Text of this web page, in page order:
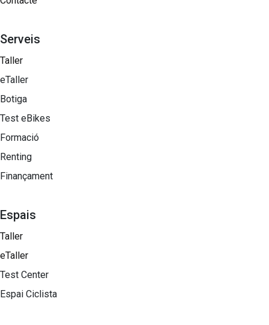
Serveis
Taller
eTaller
Botiga
Test eBikes
Formació
Renting
Finançament
Espais
Taller
eTaller
Test Center
Espai Ciclista